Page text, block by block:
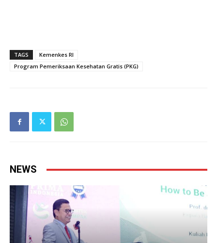
TAGS
Kemenkes RI
Program Pemeriksaan Kesehatan Gratis (PKG)
NEWS